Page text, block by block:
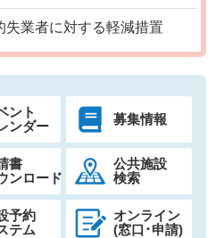
失業者に対する軽減措置
ント
ンダー
募集情報
書
ンロード
公共施設
検索
予約
テム
オンライン
(窓口･申請)